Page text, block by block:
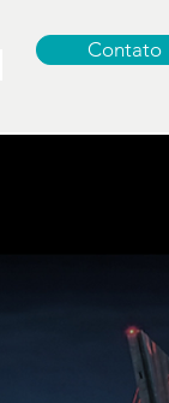
Contato